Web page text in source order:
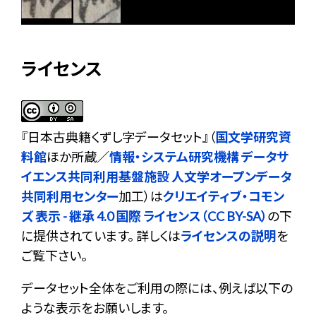
ライセンス
『日本古典籍くずし字データセット 』（国文学研究資
料館ほか所蔵／情報・システム研究機構 データサ
イエンス共同利用基盤施設 人文学オープンデータ
共同利用センター加工）はクリエイティブ・コモン
ズ 表示 - 継承 4.0 国際 ライセンス（CC BY-SA） の下
に提供されています。 詳しくはライセンスの説明を
ご覧下さい。
データセット全体をご利用の際には、例えば以下の
ような表示をお願いします。